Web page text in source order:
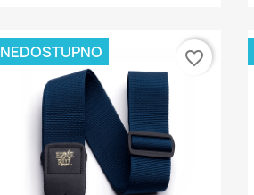
NEDOSTUPNO favorite_border